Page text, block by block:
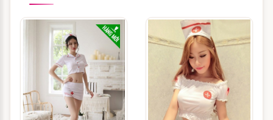
khác, chúng tôi xin lỗi bạn vì trải nghiệm
không mong muốn này.
Cách chọn size Đồ
cosplay, hóa trang Y Tá
Gọi Cảm